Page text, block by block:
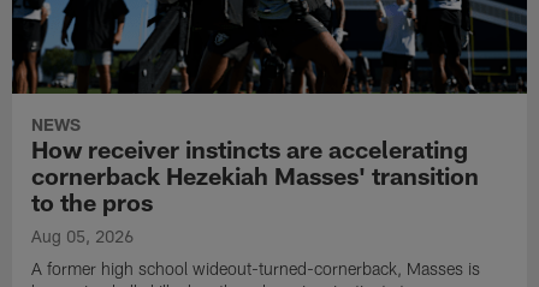
NEWS
How receiver instincts are accelerating
cornerback Hezekiah Masses' transition
to the pros
Aug 05, 2026
A former high school wideout-turned-cornerback, Masses is